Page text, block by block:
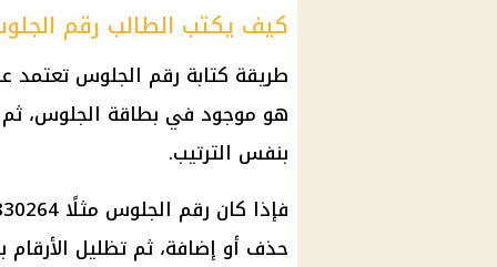
كيف يكتب الطالب رقم
طريقة كتابة رقم الجلوس تعتمد
هو موجود في بطاقة الجلوس، ثم
بنفس الترتيب.